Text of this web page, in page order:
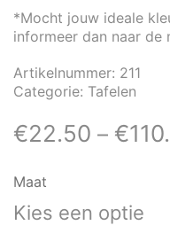
*Mocht jouw ideale
informeer dan naar de
Artikelnummer: 211
Categorie: Tafelen
€22.50 – €
Maat
Kies een optie